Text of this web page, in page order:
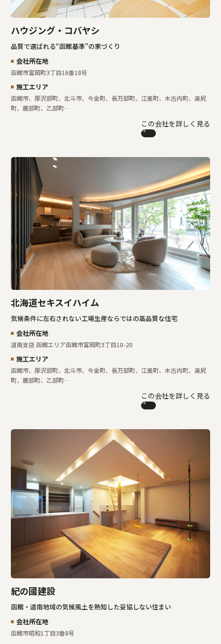
ハウジング・コバヤシ
品質で選ばれる“函館基準”の家づくり
会社所在地
函館市富岡町3丁目16番18号
施工エリア
函館市、厚沢部町、北斗市、今金町、長万部町、江差町、木古内町、奥尻
町、鹿部町、乙部町…
この会社を詳しく見る
北海道セキスイハイム
気候条件に左右されない工場生産ならではの高品質な住宅
会社所在地
道南支店 函館エリア函館市富岡町3丁目10-20
施工エリア
函館市、厚沢部町、北斗市、今金町、長万部町、江差町、木古内町、奥尻
町、鹿部町、乙部町…
この会社を詳しく見る
紀の國建設
函館・道南地域の気候風土を熟知した妥協しない住まい
会社所在地
函館市昭和1丁目3番8号